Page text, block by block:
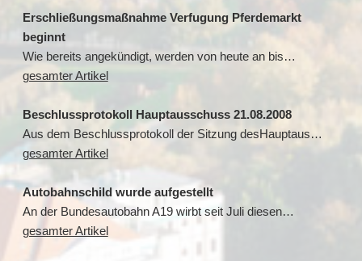
Erschließungsmaßnahme Verfugung Pferdemarkt
beginnt
Wie bereits angekündigt, werden von heute an bis…
gesamter Artikel
Beschlussprotokoll Hauptausschuss 21.08.2008
Aus dem Beschlussprotokoll der Sitzung desHauptaus…
gesamter Artikel
Autobahnschild wurde aufgestellt
An der Bundesautobahn A19 wirbt seit Juli diesen…
gesamter Artikel